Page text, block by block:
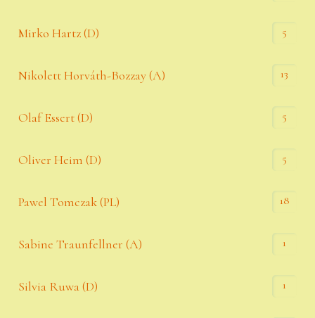
Mirko Hartz (D) 5
Nikolett Horváth-Bozzay (A) 13
Olaf Essert (D) 5
Oliver Heim (D) 5
Pawel Tomczak (PL) 18
Sabine Traunfellner (A) 1
Silvia Ruwa (D) 1